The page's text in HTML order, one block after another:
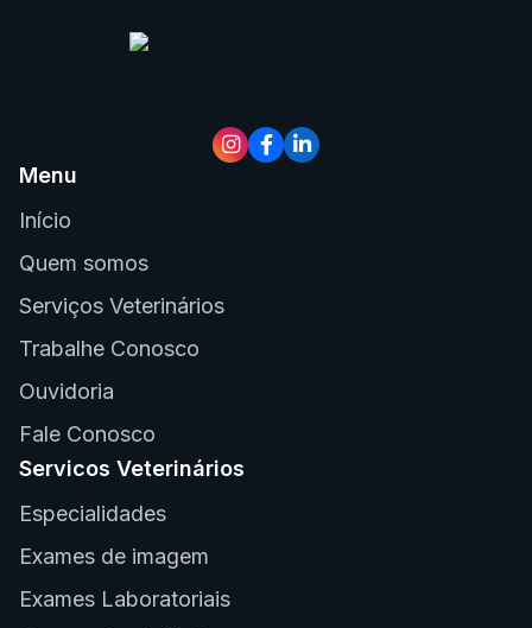
Menu
Início
Quem somos
Serviços Veterinários
Trabalhe Conosco
Ouvidoria
Fale Conosco
Servicos Veterinários
Especialidades
Exames de imagem
Exames Laboratoriais